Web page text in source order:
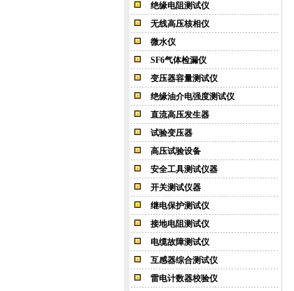
绝缘电阻测试仪
无线高压核相仪
微水仪
SF6气体检漏仪
变压器容量测试仪
绝缘油介电强度测试仪
直流高压发生器
试验变压器
高压试验设备
安全工具测试仪器
开关测试仪器
继电保护测试仪
接地电阻测试仪
电缆故障测试仪
互感器综合测试仪
雷电计数器校验仪